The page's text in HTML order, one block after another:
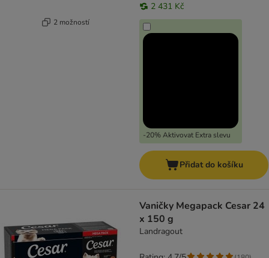
2 možností
2 431 Kč
-20% Aktivovat Extra slevu
Přidat do košíku
Vaničky Megapack Cesar 24
x 150 g
Landragout